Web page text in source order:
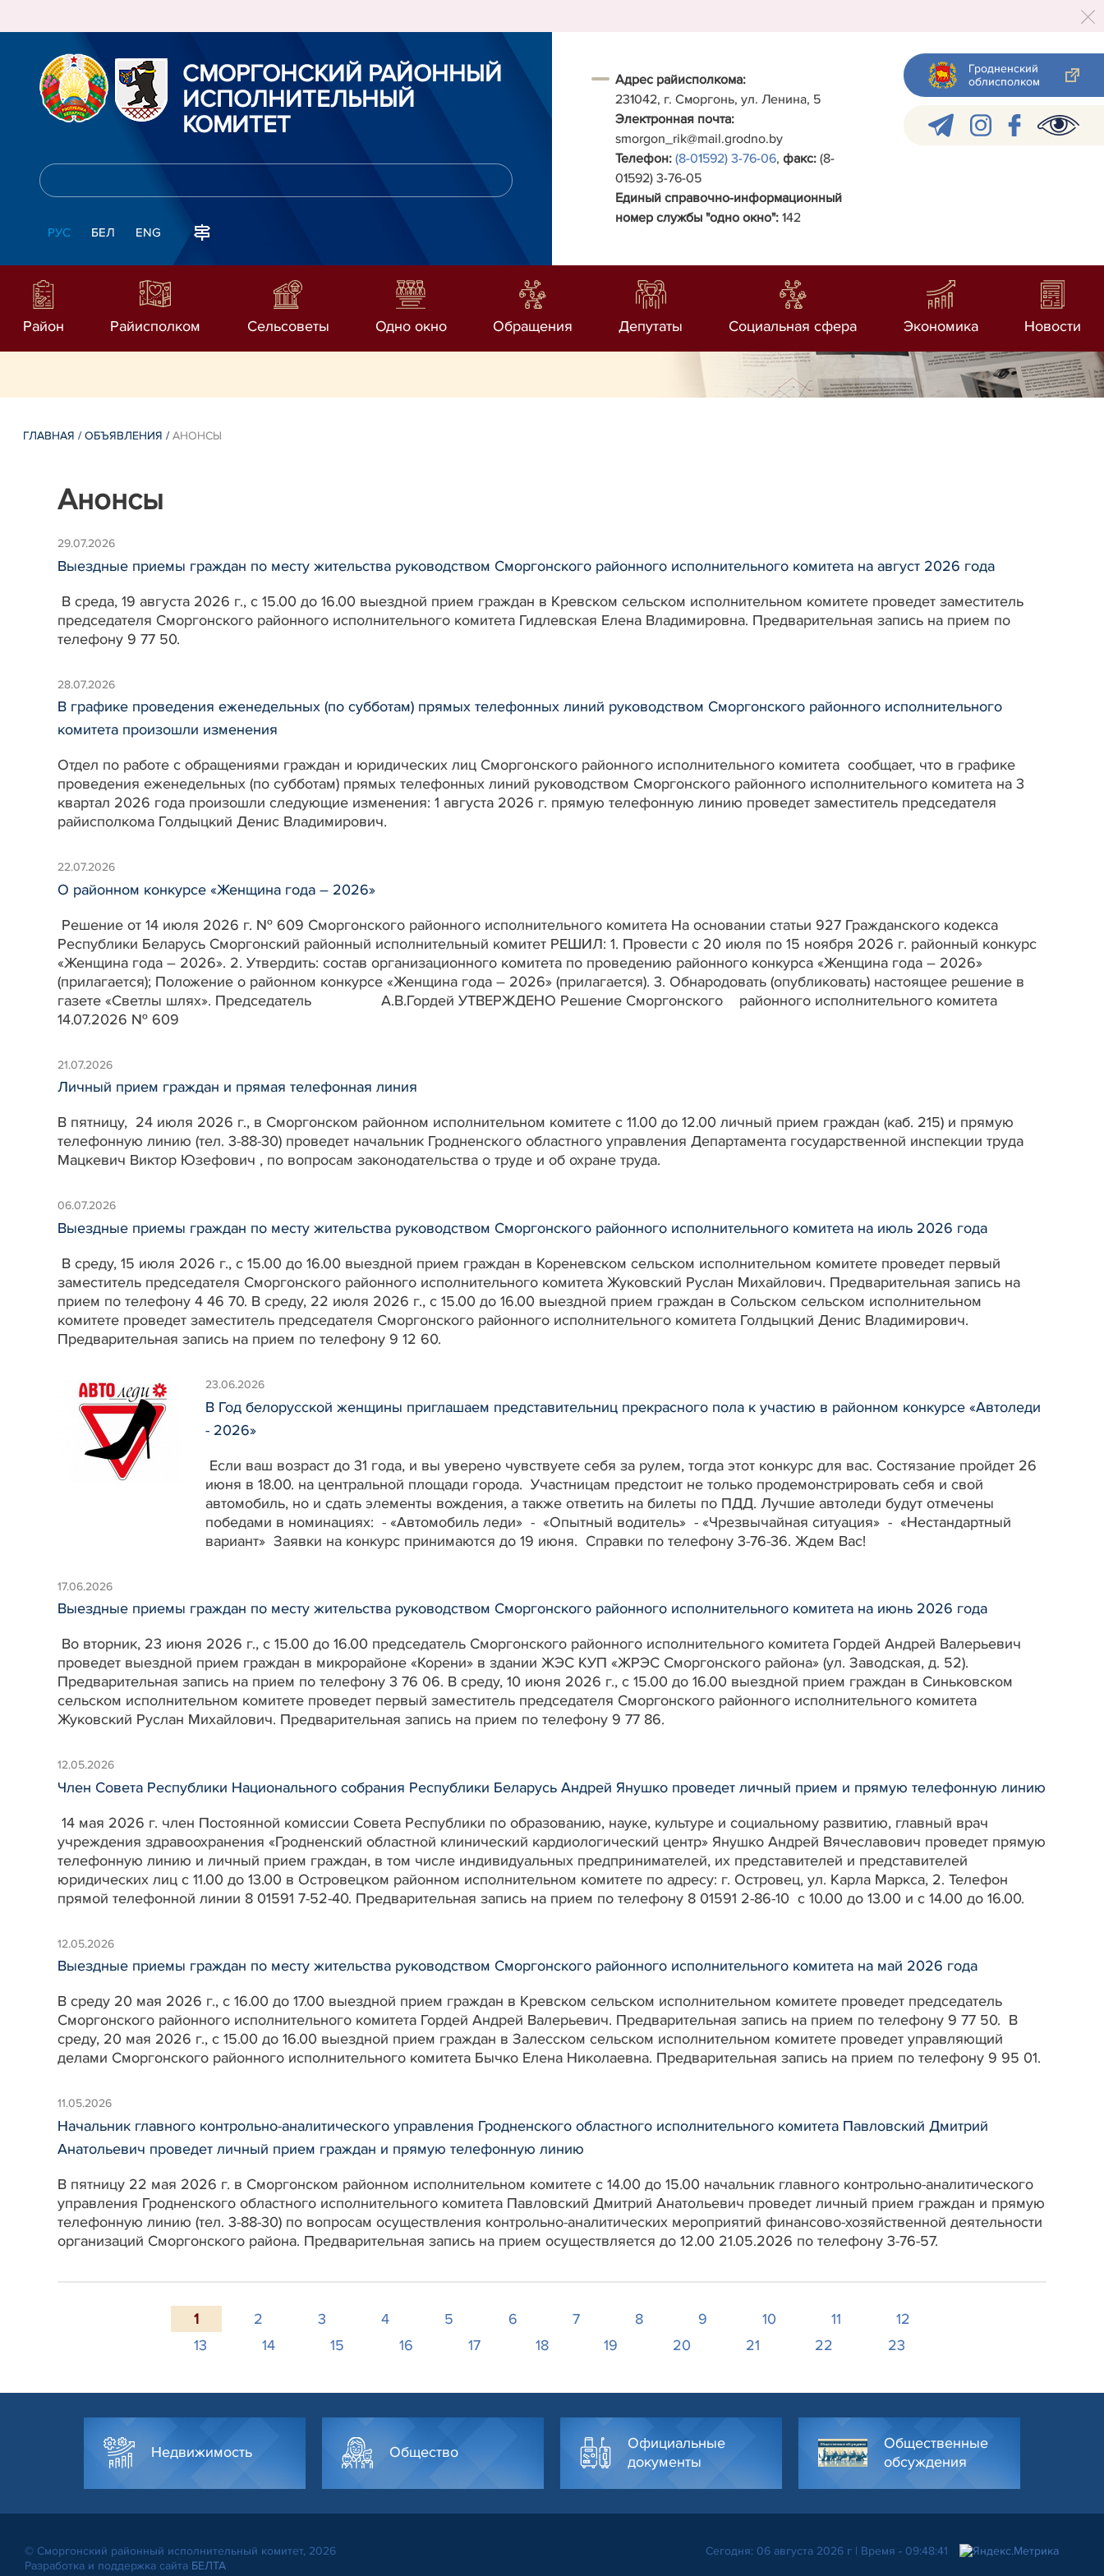
СМОРГОНСКИЙ РАЙОННЫЙ
ИСПОЛНИТЕЛЬНЫЙ
КОМИТЕТ
РУС БЕЛ ENG
Адрес райисполкома:
231042, г. Сморгонь, ул. Ленина, 5
Электронная почта:
smorgon_rik@mail.grodno.by
Телефон: (8-01592) 3-76-06, факс: (8-
01592) 3-76-05
Единый справочно-информационный
номер службы "одно окно": 142
Гродненский
облисполком
Район Райисполком Сельсоветы Одно окно Обращения Депутаты Социальная сфера Экономика Новости
ГЛАВНАЯ /ОБЪЯВЛЕНИЯ /АНОНСЫ
Анонсы
29.07.2026
Выездные приемы граждан по месту жительства руководством Сморгонского районного исполнительного комитета на август 2026 года
В среда, 19 августа 2026 г., с 15.00 до 16.00 выездной прием граждан в Кревском сельском исполнительном комитете проведет заместитель
председателя Сморгонского районного исполнительного комитета Гидлевская Елена Владимировна. Предварительная запись на прием по
телефону 9 77 50.
28.07.2026
В графике проведения еженедельных (по субботам) прямых телефонных линий руководством Сморгонского районного исполнительного
комитета произошли изменения
Отдел по работе с обращениями граждан и юридических лиц Сморгонского районного исполнительного комитета сообщает, что в графике
проведения еженедельных (по субботам) прямых телефонных линий руководством Сморгонского районного исполнительного комитета на 3
квартал 2026 года произошли следующие изменения: 1 августа 2026 г. прямую телефонную линию проведет заместитель председателя
райисполкома Голдыцкий Денис Владимирович.
22.07.2026
О районном конкурсе «Женщина года – 2026»
Решение от 14 июля 2026 г. № 609 Сморгонского районного исполнительного комитета На основании статьи 927 Гражданского кодекса
Республики Беларусь Сморгонский районный исполнительный комитет РЕШИЛ: 1. Провести с 20 июля по 15 ноября 2026 г. районный конкурс
«Женщина года – 2026». 2. Утвердить: состав организационного комитета по проведению районного конкурса «Женщина года – 2026»
(прилагается); Положение о районном конкурсе «Женщина года – 2026» (прилагается). 3. Обнародовать (опубликовать) настоящее решение в
газете «Светлы шлях». Председатель А.В.Гордей УТВЕРЖДЕНО Решение Сморгонского районного исполнительного комитета
14.07.2026 № 609
21.07.2026
Личный прием граждан и прямая телефонная линия
В пятницу, 24 июля 2026 г., в Сморгонском районном исполнительном комитете с 11.00 до 12.00 личный прием граждан (каб. 215) и прямую
телефонную линию (тел. 3-88-30) проведет начальник Гродненского областного управления Департамента государственной инспекции труда
Мацкевич Виктор Юзефович , по вопросам законодательства о труде и об охране труда.
06.07.2026
Выездные приемы граждан по месту жительства руководством Сморгонского районного исполнительного комитета на июль 2026 года
В среду, 15 июля 2026 г., с 15.00 до 16.00 выездной прием граждан в Кореневском сельском исполнительном комитете проведет первый
заместитель председателя Сморгонского районного исполнительного комитета Жуковский Руслан Михайлович. Предварительная запись на
прием по телефону 4 46 70. В среду, 22 июля 2026 г., с 15.00 до 16.00 выездной прием граждан в Сольском сельском исполнительном
комитете проведет заместитель председателя Сморгонского районного исполнительного комитета Голдыцкий Денис Владимирович.
Предварительная запись на прием по телефону 9 12 60.
23.06.2026
В Год белорусской женщины приглашаем представительниц прекрасного пола к участию в районном конкурсе «Автоледи
- 2026»
Если ваш возраст до 31 года, и вы уверено чувствуете себя за рулем, тогда этот конкурс для вас. Состязание пройдет 26
июня в 18.00. на центральной площади города. Участницам предстоит не только продемонстрировать себя и свой
автомобиль, но и сдать элементы вождения, а также ответить на билеты по ПДД. Лучшие автоледи будут отмечены
победами в номинациях: - «Автомобиль леди» - «Опытный водитель» - «Чрезвычайная ситуация» - «Нестандартный
вариант» Заявки на конкурс принимаются до 19 июня. Справки по телефону 3-76-36. Ждем Вас!
17.06.2026
Выездные приемы граждан по месту жительства руководством Сморгонского районного исполнительного комитета на июнь 2026 года
Во вторник, 23 июня 2026 г., с 15.00 до 16.00 председатель Сморгонского районного исполнительного комитета Гордей Андрей Валерьевич
проведет выездной прием граждан в микрорайоне «Корени» в здании ЖЭС КУП «ЖРЭС Сморгонского района» (ул. Заводская, д. 52).
Предварительная запись на прием по телефону 3 76 06. В среду, 10 июня 2026 г., с 15.00 до 16.00 выездной прием граждан в Синьковском
сельском исполнительном комитете проведет первый заместитель председателя Сморгонского районного исполнительного комитета
Жуковский Руслан Михайлович. Предварительная запись на прием по телефону 9 77 86.
12.05.2026
Член Совета Республики Национального собрания Республики Беларусь Андрей Янушко проведет личный прием и прямую телефонную линию
14 мая 2026 г. член Постоянной комиссии Совета Республики по образованию, науке, культуре и социальному развитию, главный врач
учреждения здравоохранения «Гродненский областной клинический кардиологический центр» Янушко Андрей Вячеславович проведет прямую
телефонную линию и личный прием граждан, в том числе индивидуальных предпринимателей, их представителей и представителей
юридических лиц с 11.00 до 13.00 в Островецком районном исполнительном комитете по адресу: г. Островец, ул. Карла Маркса, 2. Телефон
прямой телефонной линии 8 01591 7-52-40. Предварительная запись на прием по телефону 8 01591 2-86-10 с 10.00 до 13.00 и с 14.00 до 16.00.
12.05.2026
Выездные приемы граждан по месту жительства руководством Сморгонского районного исполнительного комитета на май 2026 года
В среду 20 мая 2026 г., с 16.00 до 17.00 выездной прием граждан в Кревском сельском исполнительном комитете проведет председатель
Сморгонского районного исполнительного комитета Гордей Андрей Валерьевич. Предварительная запись на прием по телефону 9 77 50. В
среду, 20 мая 2026 г., с 15.00 до 16.00 выездной прием граждан в Залесском сельском исполнительном комитете проведет управляющий
делами Сморгонского районного исполнительного комитета Бычко Елена Николаевна. Предварительная запись на прием по телефону 9 95 01.
11.05.2026
Начальник главного контрольно-аналитического управления Гродненского областного исполнительного комитета Павловский Дмитрий
Анатольевич проведет личный прием граждан и прямую телефонную линию
В пятницу 22 мая 2026 г. в Сморгонском районном исполнительном комитете с 14.00 до 15.00 начальник главного контрольно-аналитического
управления Гродненского областного исполнительного комитета Павловский Дмитрий Анатольевич проведет личный прием граждан и прямую
телефонную линию (тел. 3-88-30) по вопросам осуществления контрольно-аналитических мероприятий финансово-хозяйственной деятельности
организаций Сморгонского района. Предварительная запись на прием осуществляется до 12.00 21.05.2026 по телефону 3-76-57.
1 2 3 4 5 6 7 8 9 10 11
12
13
14 15 16 17 18 19 20 21 22 23
Недвижимость Общество
Официальные
документы
Общественные
обсуждения
© Сморгонский районный исполнительный комитет, 2026
Разработка и поддержка сайта БЕЛТА
Сегодня: 06 августа 2026 г | Время - 09:48:42